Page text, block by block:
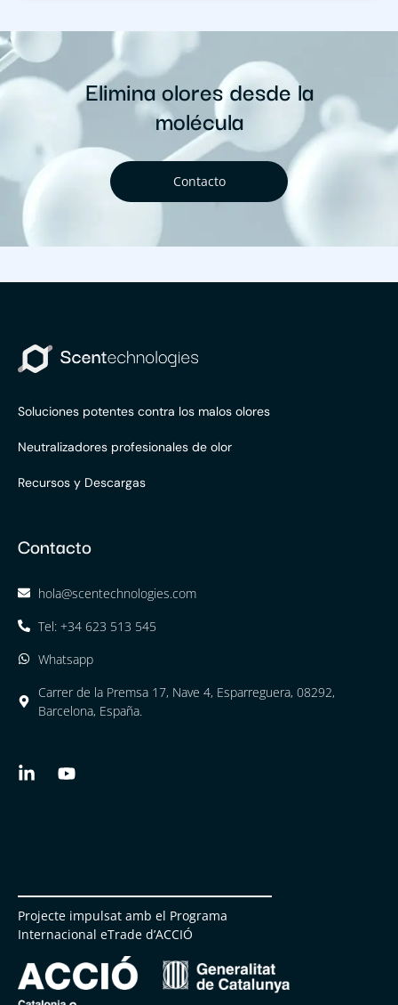
Elimina olores desde la
molécula
Contacto
Soluciones potentes contra los malos olores
Neutralizadores profesionales de olor
Recursos y Descargas
Contacto
hola@scentechnologies.com
Tel: +34 623 513 545
Whatsapp
Carrer de la Premsa 17, Nave 4, Esparreguera, 08292,
Barcelona, España.
Projecte impulsat amb el Programa
Internacional eTrade d’ACCIÓ